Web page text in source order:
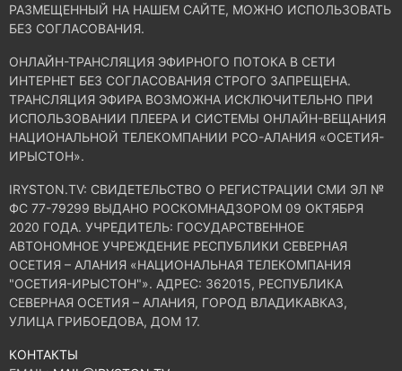
РАЗМЕЩЕННЫЙ НА НАШЕМ САЙТЕ, МОЖНО ИСПОЛЬЗОВАТЬ
БЕЗ СОГЛАСОВАНИЯ.
ОНЛАЙН-ТРАНСЛЯЦИЯ ЭФИРНОГО ПОТОКА В СЕТИ
ИНТЕРНЕТ БЕЗ СОГЛАСОВАНИЯ СТРОГО ЗАПРЕЩЕНА.
ТРАНСЛЯЦИЯ ЭФИРА ВОЗМОЖНА ИСКЛЮЧИТЕЛЬНО ПРИ
ИСПОЛЬЗОВАНИИ ПЛЕЕРА И СИСТЕМЫ ОНЛАЙН-ВЕЩАНИЯ
НАЦИОНАЛЬНОЙ ТЕЛЕКОМПАНИИ РСО-АЛАНИЯ «ОСЕТИЯ-
ИРЫСТОН».
IRYSTON.TV: CВИДЕТЕЛЬСТВО О РЕГИСТРАЦИИ СМИ ЭЛ №
ФС 77-79299 ВЫДАНО РОСКОМНАДЗОРОМ 09 ОКТЯБРЯ
2020 ГОДА. УЧРЕДИТЕЛЬ: ГОСУДАРСТВЕННОЕ
АВТОНОМНОЕ УЧРЕЖДЕНИЕ РЕСПУБЛИКИ СЕВЕРНАЯ
ОСЕТИЯ – АЛАНИЯ «НАЦИОНАЛЬНАЯ ТЕЛЕКОМПАНИЯ
"ОСЕТИЯ-ИРЫСТОН"». АДРЕС: 362015, РЕСПУБЛИКА
СЕВЕРНАЯ ОСЕТИЯ – АЛАНИЯ, ГОРОД ВЛАДИКАВКАЗ,
УЛИЦА ГРИБОЕДОВА, ДОМ 17.
КОНТАКТЫ